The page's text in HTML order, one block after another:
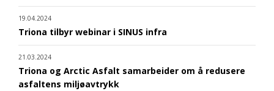
19.04.2024
Triona tilbyr webinar i SINUS infra
21.03.2024
Triona og Arctic Asfalt samarbeider om å redusere
asfaltens miljøavtrykk